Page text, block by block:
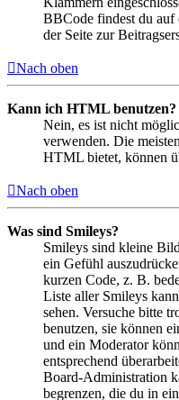
BBCode findest du auf
der Seite zur
Nach oben
Kann ich HTML benutzen?
Nein, es ist nicht
verwenden. Die
HTML bietet, können
Nach oben
Was sind Smileys?
Smileys sind kleine
ein Gefühl
kurzen Code, z. B.
Liste aller Smileys
sehen. Versuche bitte
benutzen, sie können
und ein Moderator
entsprechend
Board-Administration
begrenzen, die du in